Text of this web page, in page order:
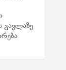
გავლაზე